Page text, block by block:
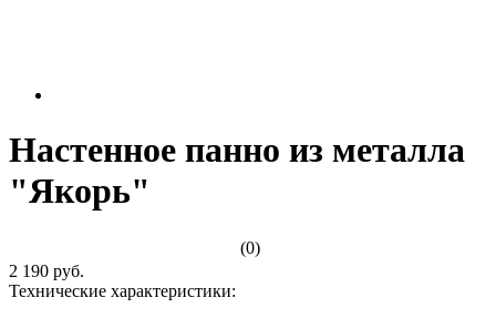
Настенное панно из металла
"Якорь"
(0)
2 190 руб.
Технические характеристики: